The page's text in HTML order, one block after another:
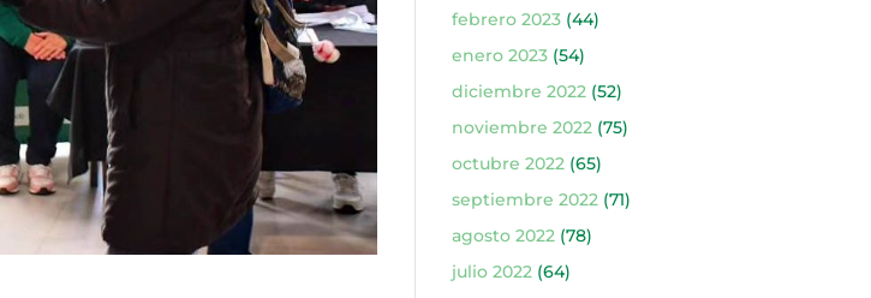
febrero 2023(44)
enero 2023(54)
diciembre 2022(52)
noviembre 2022(75)
octubre 2022(65)
septiembre 2022(71)
agosto 2022(78)
julio 2022(64)